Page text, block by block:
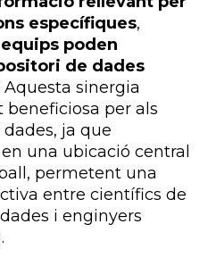
específiques,
poden
de dades
Aquesta sinergia
per als
ja que
una ubicació central
permetent una
entre científics de
i enginyers
.